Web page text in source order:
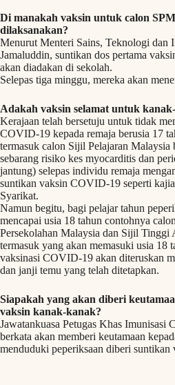
Di manakah vaksin untuk calon
dilaksanakan?
Menurut Menteri Sains, Teknologi dan
Jamaluddin, suntikan dos pertama
akan diadakan di sekolah.
Selepas tiga minggu, mereka akan
Adakah vaksin selamat untuk
Kerajaan telah bersetuju untuk tidak
COVID-19 kepada remaja berusia 17
termasuk calon Sijil Pelajaran Malaysia
sebarang risiko kes myocarditis dan
jantung) selepas individu remaja
suntikan vaksin COVID-19 seperti
Syarikat.
Namun begitu, bagi pelajar tahun
mencapai usia 18 tahun contohnya
Persekolahan Malaysia dan Sijil Tinggi
termasuk yang akan memasuki usia 18
vaksinasi COVID-19 akan diteruskan
dan janji temu yang telah ditetapkan.
Siapakah yang akan diberi
vaksin kanak-kanak?
Jawatankuasa Petugas Khas
berkata akan memberi keutamaan
menduduki peperiksaan diberi suntikan